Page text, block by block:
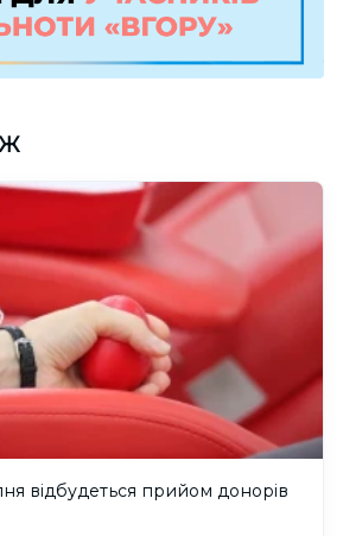
відбудеться прийом донорів